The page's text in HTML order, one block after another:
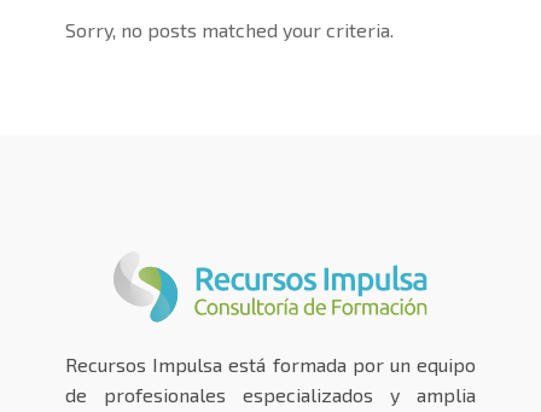
Sorry, no posts matched your criteria.
Recursos Impulsa está formada por un equipo
de profesionales especializados y amplia